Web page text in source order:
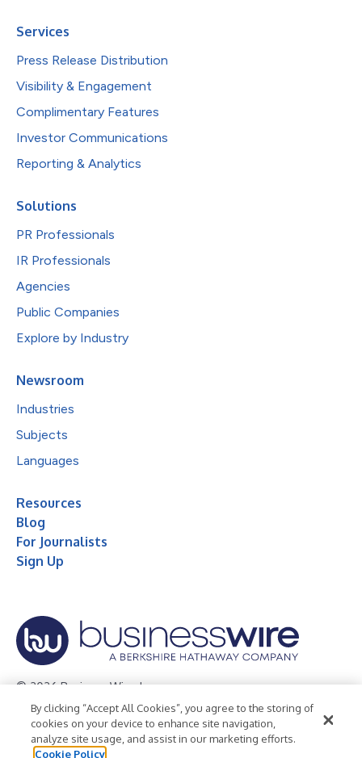
Services
Press Release Distribution
Visibility & Engagement
Complimentary Features
Investor Communications
Reporting & Analytics
Solutions
PR Professionals
IR Professionals
Agencies
Public Companies
Explore by Industry
Newsroom
Industries
Subjects
Languages
Resources
Blog
For Journalists
Sign Up
© 2026 Business Wire, Inc.
Privacy Policy Cookie Policy
Accessibility Statement
Terms of Use
Legal
By clicking “Accept All Cookies”, you agree to the storing of
cookies on your device to enhance site navigation,
analyze site usage, and assist in our marketing efforts.
Cookie Policy